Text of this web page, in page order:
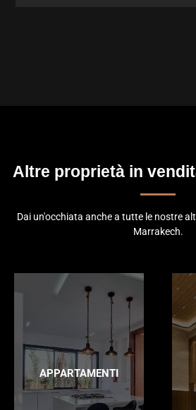
Altre proprietà in
Dai un'occhiata anche a tutte le nostre
Marrakech.
APPARTAMENTI